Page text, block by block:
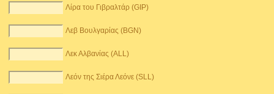
Λίρα του Γιβραλτάρ (GIP)
Λεβ Βουλγαρίας (BGN)
Λεκ Αλβανίας (ALL)
Λεόν της Σιέρα Λεόνε (SLL)